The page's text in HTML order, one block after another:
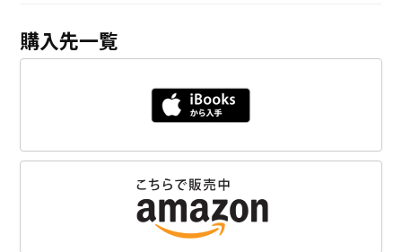
購入先一覧